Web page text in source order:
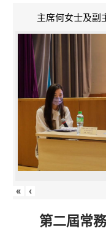
主席何女士及副
« ‹
第二屆常